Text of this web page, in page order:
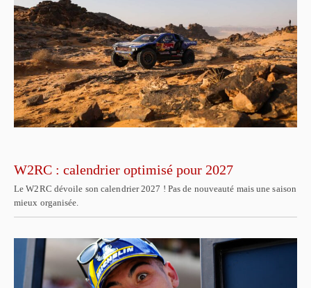
W2RC : calendrier optimisé pour 2027
Le W2RC dévoile son calendrier 2027 ! Pas de nouveauté mais une saison
mieux organisée.